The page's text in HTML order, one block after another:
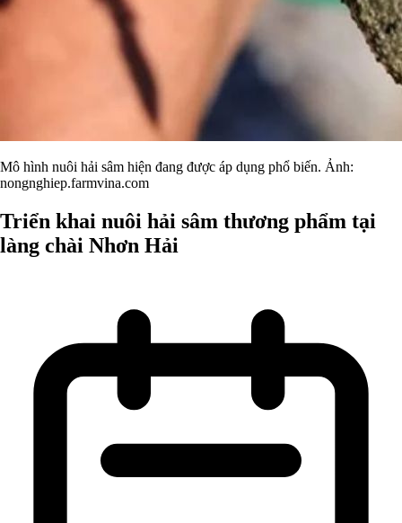
Mô hình nuôi hải sâm hiện đang được áp dụng phổ biến. Ảnh:
nongnghiep.farmvina.com
Triển khai nuôi hải sâm thương phẩm tại
làng chài Nhơn Hải